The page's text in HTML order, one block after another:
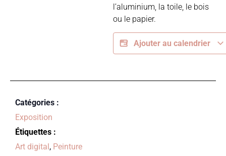
l’aluminium, la toile, le bois
ou le papier.
Ajouter au calendrier
Catégories :
Exposition
Étiquettes :
Art digital , Peinture